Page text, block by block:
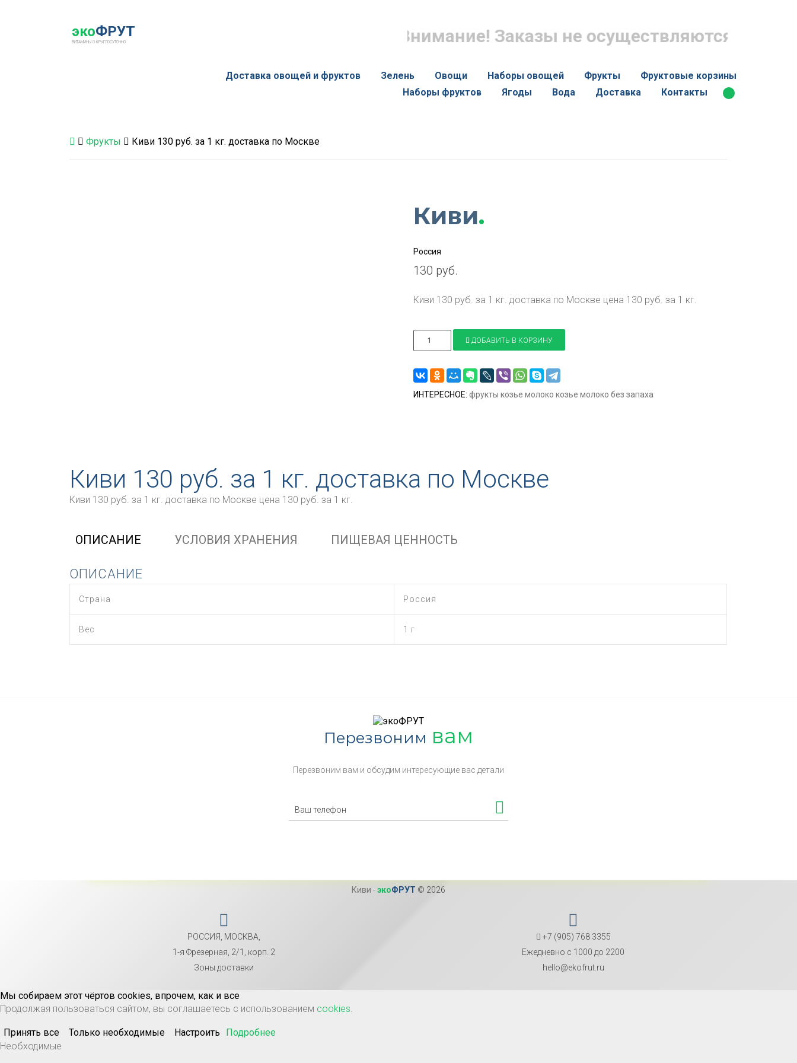
экоФРУТ
ВИТАМИНЫ КРУГЛОСУТОЧНО Внимание! Заказы не осуществляются -
Доставка овощей и фруктов Зелень Овощи Наборы овощей Фрукты
Фруктовые корзины
Наборы фруктов
Ягоды Вода Доставка Контакты
Фрукты Киви 130 руб. за 1 кг. доставка по Москве
Киви.
Россия
130 руб.
Киви 130 руб. за 1 кг. доставка по Москве цена 130 руб. за 1 кг.
ДОБАВИТЬ В КОРЗИНУ
ИНТЕРЕСНОЕ: фрукты козье молоко козье молоко без запаха
Киви 130 руб. за 1 кг. доставка по Москве
Киви 130 руб. за 1 кг. доставка по Москве цена 130 руб. за 1 кг.
ОПИСАНИЕ УСЛОВИЯ ХРАНЕНИЯ ПИЩЕВАЯ ЦЕННОСТЬ
ОПИСАНИЕ
Страна Россия
Вес 1 г
Перезвоним вам
Перезвоним вам и обсудим интересующие вас детали
Киви -экоФРУТ © 2026
РОССИЯ, МОСКВА,
1-я Фрезерная, 2/1, корп. 2
Зоны доставки
+7 (905) 768 3355
Ежедневно с 1000 до 2200
hello@ekofrut.ru
Мы собираем этот чёртов cookies, впрочем, как и все
Продолжая пользоваться сайтом, вы соглашаетесь с использованием cookies.
Принять все Только необходимые Настроить
Подробнее
Необходимые